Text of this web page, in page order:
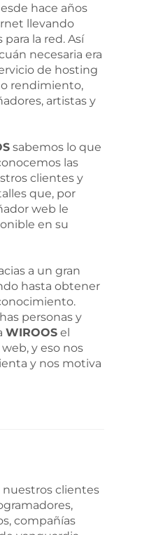
hace años
llevando
la red. Así
necesaria era
de hosting
rendimiento,
artistas y
sabemos lo que
las
clientes y
que, por
web le
en su
a un gran
hasta obtener
personas y
WIROOS el
y eso nos
y nos motiva
nuestros clientes
compañías